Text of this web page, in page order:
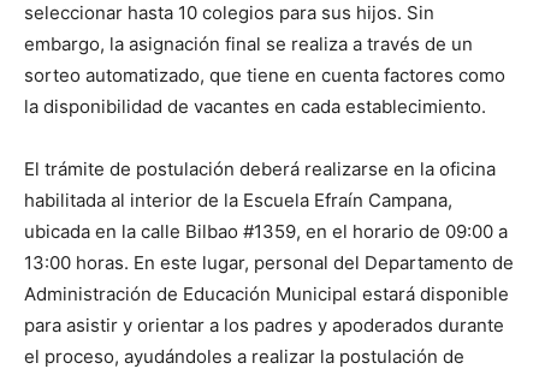
seleccionar hasta 10 colegios para sus hijos. Sin
embargo, la asignación final se realiza a través de un
sorteo automatizado, que tiene en cuenta factores como
la disponibilidad de vacantes en cada establecimiento.
El trámite de postulación deberá realizarse en la oficina
habilitada al interior de la Escuela Efraín Campana,
ubicada en la calle Bilbao #1359, en el horario de 09:00 a
13:00 horas. En este lugar, personal del Departamento de
Administración de Educación Municipal estará disponible
para asistir y orientar a los padres y apoderados durante
el proceso, ayudándoles a realizar la postulación de